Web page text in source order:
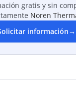
gratis y sin
Noren
información→